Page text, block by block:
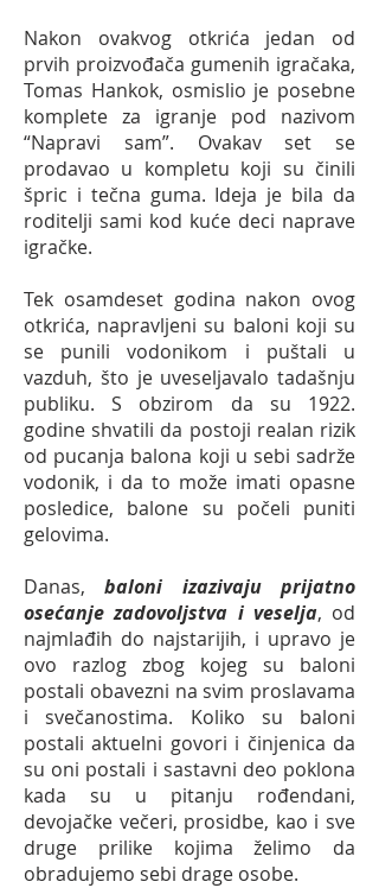
Nakon ovakvog otkrića jedan od
prvih proizvođača gumenih igračaka,
Tomas Hankok, osmislio je posebne
komplete za igranje pod nazivom
“Napravi sam”. Ovakav set se
prodavao u kompletu koji su činili
špric i tečna guma. Ideja je bila da
roditelji sami kod kuće deci naprave
igračke.
Tek osamdeset godina nakon ovog
otkrića, napravljeni su baloni koji su
se punili vodonikom i puštali u
vazduh, što je uveseljavalo tadašnju
publiku. S obzirom da su 1922.
godine shvatili da postoji realan rizik
od pucanja balona koji u sebi sadrže
vodonik, i da to može imati opasne
posledice, balone su počeli puniti
gelovima.
Danas,baloni izazivaju prijatno
osećanje zadovoljstva i veselja, od
najmlađih do najstarijih, i upravo je
ovo razlog zbog kojeg su baloni
postali obavezni na svim proslavama
i svečanostima. Koliko su baloni
postali aktuelni govori i činjenica da
su oni postali i sastavni deo poklona
kada su u pitanju rođendani,
devojačke večeri, prosidbe, kao i sve
druge prilike kojima želimo da
obradujemo sebi drage osobe.